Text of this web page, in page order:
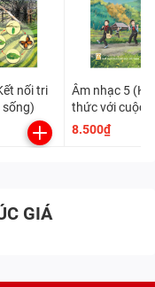
nối tri
Âm nhạc 5
thức với cuộc
8.500₫
GIÁ